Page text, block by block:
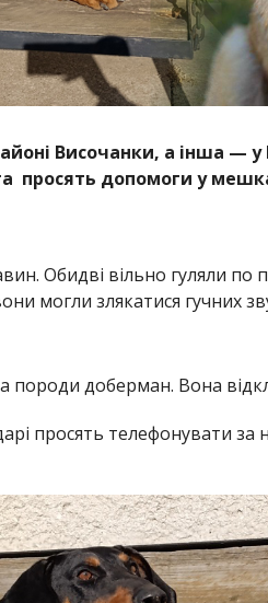
Височанки, а інша — у
просять допомоги у
Обидві вільно гуляли по
могли злякатися гучних
породи доберман. Вона
просять телефонувати